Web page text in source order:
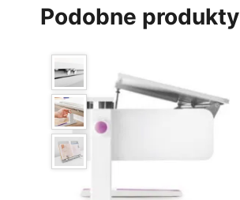
Podobne produkty